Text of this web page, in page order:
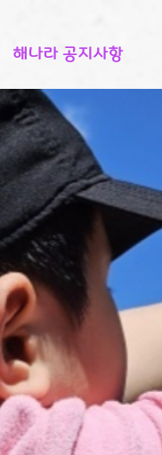
해나라 공지사항